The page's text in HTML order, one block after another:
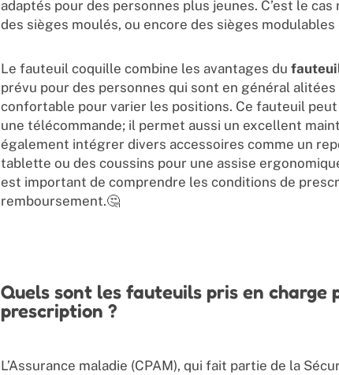
adaptés pour des personnes plus jeunes. C’est le
des sièges moulés, ou encore des sièges
Le fauteuil coquille combine les avantages du
prévu pour des personnes qui sont en général
confortable pour varier les positions. Ce fauteuil
une télécommande; il permet aussi un excellent
également intégrer divers accessoires comme un
tablette ou des coussins pour une assise
est important de comprendre les conditions de
remboursement.🤔
Quels sont les fauteuils pris en charge
prescription ?
L’Assurance maladie (CPAM), qui fait partie de la